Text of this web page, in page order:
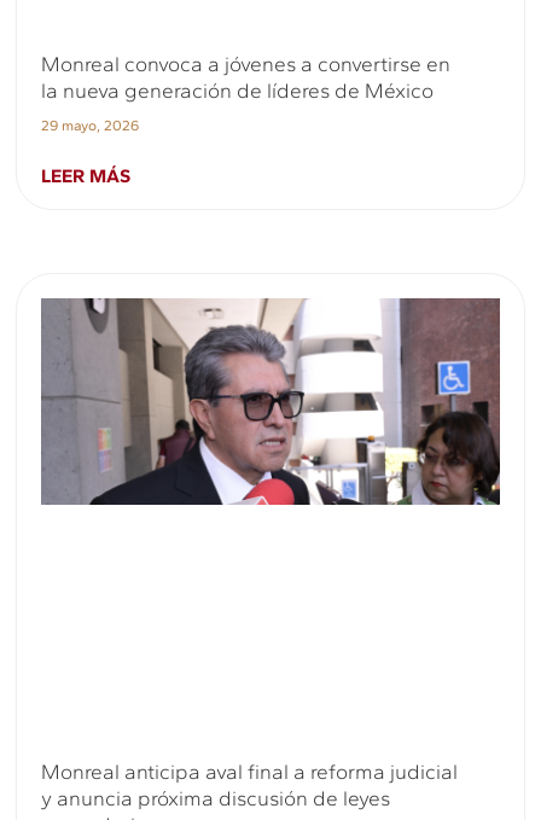
Monreal convoca a jóvenes a convertirse en
la nueva generación de líderes de México
29 mayo, 2026
LEER MÁS
Monreal anticipa aval final a reforma judicial
y anuncia próxima discusión de leyes